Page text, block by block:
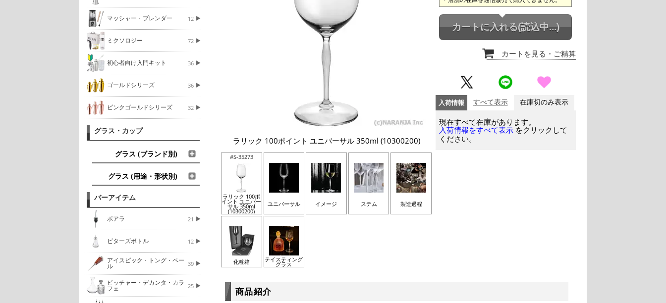
マッシャー・ブレンダー 12
ミクソロジー 72
初心者向け入門キット 36
ゴールドシリーズ 36
ピンクゴールドシリーズ 32
グラス・カップ
グラス (ブランド別)
グラス (用途・形状別)
バーアイテム
ポアラ 21
ビターズボトル 12
アイスピック・トング・ペー
ル 39
ピッチャー・デカンタ・カラ
フェ 25
ラリック 100ポイント ユニバーサル 350ml (10300200)
#S-35273
ラリック 100ポ
イント ユニバー
サル 350ml
(10300200)
ユニバーサル イメージ ステム 製造過程
化粧箱 テイスティング
グラス
カートに入れる(読込中...)
カートを見る ・ご精算
入荷情報 すべて表示 在庫切のみ表示
現在すべて在庫があります。
入荷情報をすべて表示 をクリックして
ください。
商品紹介